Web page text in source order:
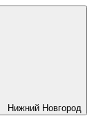
Нижний Новгород